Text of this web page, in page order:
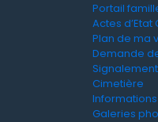
Portail
Actes d’Etat
Plan de ma
Demande
Cimetière
Galeries